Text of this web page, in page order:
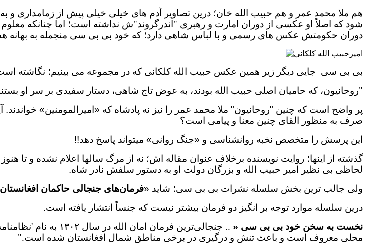
هم ملا محمد عمر و هم حبیب الله خان؛ درین تصاویر آدم های خیلی خیلی پیش از زمامداری
شود که اصلاً او عکسی از دوران امارت و رهبری "اندرگروند"ش نداشته است؛ اما چنانکه
دوران حکومتش عکس های رسمی و با لباس شاهی دارد؛ که خود بی بی سی منجمله به بهانه
بی بی سی جایی دیگر زیر همین عکس حبیب الله کلکانی که در مجموعه می بینیم؛ نگاشته
"روحانیون، که حامیان اصلی حبیب الله بودند، به عوض تاج شاهی، دستار سفیدی بر سر او
پر واضح است که چنین "روحانیون" ملا محمد عمر را نیز نه پادشاه که «امیرالمومنین»
صرف به منظور القای چنین معنا و پیامی است؟
این پرسش را متخصص نخبه روانشناسی و «جنگ روانی» میتواند پاسخ دهد!!
گذشته از اینها؛ روایت نویسنده برخلاف عنوان مقاله اش؛ نه از مرگ سالها اعلام نشده و تا
لحاظی بی نظیر امیر حبیب الله و بزرگان دولت او به دستور سلفش نادر شاه.
ولی جالب ترین بخش سلسله نشرات بی بی سی؛ شاید «فرمان‌های جنجالی حاکمان
درین سلسله موارد توجه بر انگیز دو فرمان بیشتر نیست که جنساً انتشار یافته است.
نخست به سخن خود بی بی سی « .. جنجالی‌ترین فرمان امان الله در سال ١٣٠٢ به نام '
محلی معروف است و باعث تنش و درگیری در برخی مناطق شمال افغانستان شده است.
"